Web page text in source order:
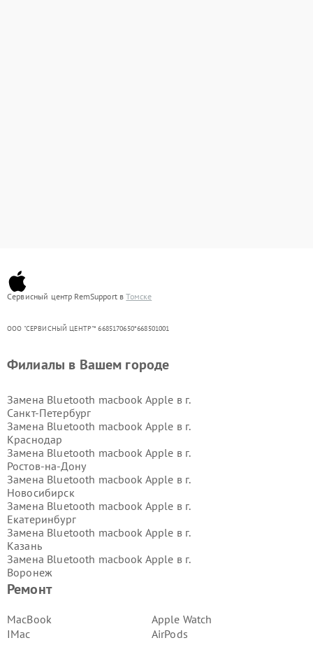
Сервисный центр RemSupport вТомске
ООО "СЕРВИСНЫЙ ЦЕНТР"* 6685170650*668501001
Ремонт
MacBook
IMac
Apple Watch
AirPods
Филиалы в Вашем городе
Замена Bluetooth macbook Apple в г.
Санкт-Петербург
Замена Bluetooth macbook Apple в г.
Краснодар
Замена Bluetooth macbook Apple в г.
Ростов-на-Дону
Замена Bluetooth macbook Apple в г.
Новосибирск
Замена Bluetooth macbook Apple в г.
Екатеринбург
Замена Bluetooth macbook Apple в г.
Казань
Замена Bluetooth macbook Apple в г.
Воронеж
Замена Bluetooth macbook Apple в г.
Замена Bluetooth macbook Apple в г.
Самара
Замена Bluetooth macbook Apple в г.